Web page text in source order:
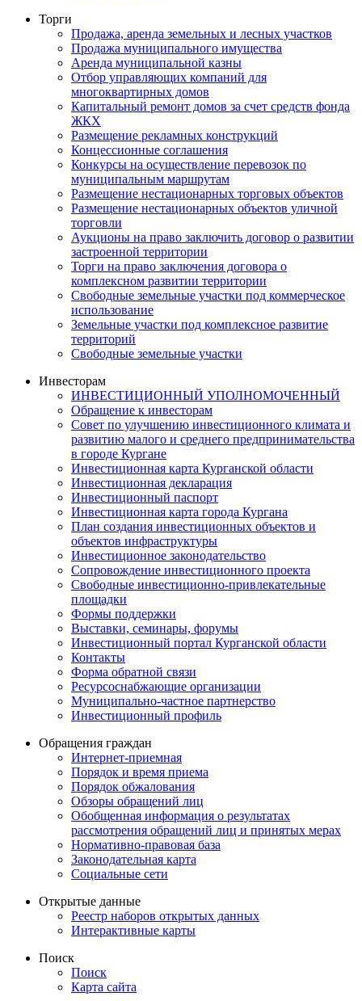
Торги
Продажа, аренда земельных и лесных участков
Продажа муниципального имущества
Аренда муниципальной казны
Отбор управляющих компаний для
многоквартирных домов
Капитальный ремонт домов за счет средств фонда
ЖКХ
Размещение рекламных конструкций
Концессионные соглашения
Конкурсы на осуществление перевозок по
муниципальным маршрутам
Размещение нестационарных торговых объектов
Размещение нестационарных объектов уличной
торговли
Аукционы на право заключить договор о развитии
застроенной территории
Торги на право заключения договора о
комплексном развитии территории
Свободные земельные участки под коммерческое
использование
Земельные участки под комплексное развитие
территорий
Свободные земельные участки
Инвесторам
ИНВЕСТИЦИОННЫЙ УПОЛНОМОЧЕННЫЙ
Обращение к инвесторам
Совет по улучшению инвестиционного климата и
развитию малого и среднего предпринимательства
в городе Кургане
Инвестиционная карта Курганской области
Инвестиционная декларация
Инвестиционный паспорт
Инвестиционная карта города Кургана
План создания инвестиционных объектов и
объектов инфраструктуры
Инвестиционное законодательство
Сопровождение инвестиционного проекта
Свободные инвестиционно-привлекательные
площадки
Формы поддержки
Выставки, семинары, форумы
Инвестиционный портал Курганской области
Контакты
Форма обратной связи
Ресурсоснабжающие организации
Муниципально-частное партнерство
Инвестиционный профиль
Обращения граждан
Интернет-приемная
Порядок и время приема
Порядок обжалования
Обзоры обращений лиц
Обобщенная информация о результатах
рассмотрения обращений лиц и принятых мерах
Нормативно-правовая база
Законодательная карта
Социальные сети
Открытые данные
Реестр наборов открытых данных
Интерактивные карты
Поиск
Поиск
Карта сайта